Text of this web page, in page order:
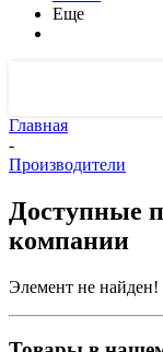
Еще
Главная
-
Производители
Доступные
компании
Элемент не найден!